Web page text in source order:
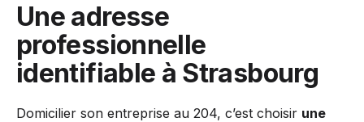
Une adresse
professionnelle
identifiable à Strasbourg
Domicilier son entreprise au 204, c’est choisir une